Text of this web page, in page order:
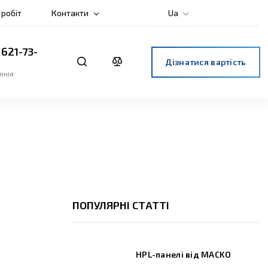
Контакти Ua
73-
Дізнатися вартість
ПОПУЛЯРНІ СТАТТІ
HPL-панелі від MACKO